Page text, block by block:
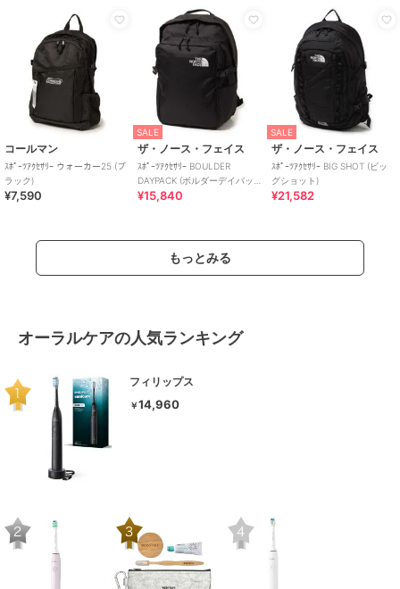
コールマン
ｽﾎﾟｰﾂｱｸｾｻﾘｰ ウォーカー25 (ブ
ラック)
¥7,590
SALE
ザ・ノース・フェイス
ｽﾎﾟｰﾂｱｸｾｻﾘｰ BOULDER
DAYPACK (ボルダーデイパッ
ク)
¥15,840
SALE
ザ・ノース・フェイス
ｽﾎﾟｰﾂｱｸｾｻﾘｰ BIG SHOT (ビッ
グショット)
¥21,582
もっとみる
オーラルケアの人気ランキング
フィリップス
￥14,960